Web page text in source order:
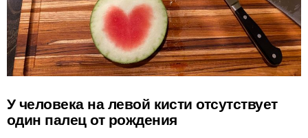
У человека на левой кисти отсутствует
один палец от рождения